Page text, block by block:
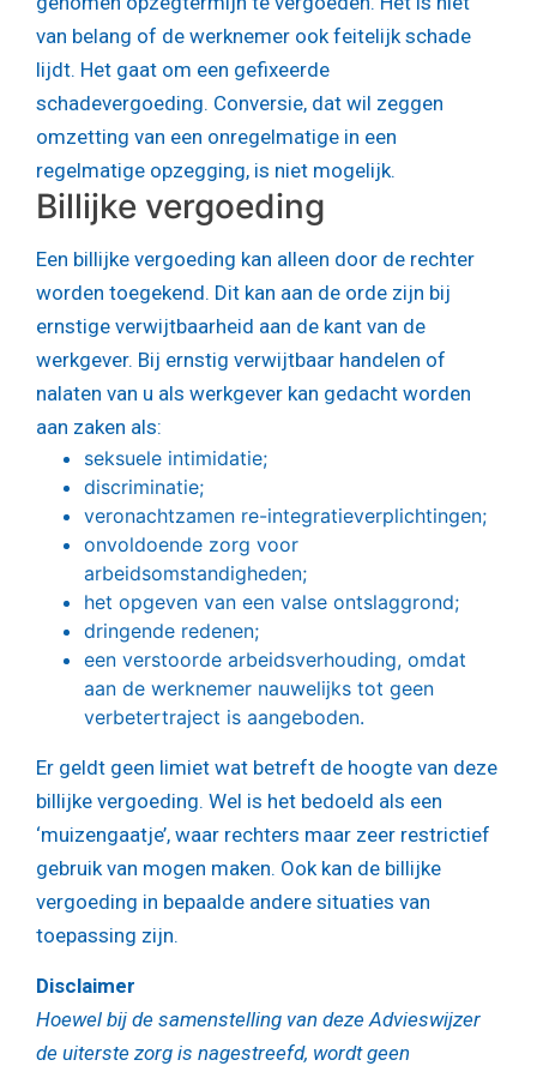
van belang of de werknemer ook feitelijk schade
lijdt. Het gaat om een gefixeerde
schadevergoeding. Conversie, dat wil zeggen
omzetting van een onregelmatige in een
regelmatige opzegging, is niet mogelijk.
Billijke vergoeding
Een billijke vergoeding kan alleen door de rechter
worden toegekend. Dit kan aan de orde zijn bij
ernstige verwijtbaarheid aan de kant van de
werkgever. Bij ernstig verwijtbaar handelen of
nalaten van u als werkgever kan gedacht worden
aan zaken als:
seksuele intimidatie;
discriminatie;
veronachtzamen re-integratieverplichtingen;
onvoldoende zorg voor
arbeidsomstandigheden;
het opgeven van een valse ontslaggrond;
dringende redenen;
een verstoorde arbeidsverhouding, omdat
aan de werknemer nauwelijks tot geen
verbetertraject is aangeboden.
Er geldt geen limiet wat betreft de hoogte van deze
billijke vergoeding. Wel is het bedoeld als een
‘muizengaatje’, waar rechters maar zeer restrictief
gebruik van mogen maken. Ook kan de billijke
vergoeding in bepaalde andere situaties van
toepassing zijn.
Disclaimer
Hoewel bij de samenstelling van deze Advieswijzer
de uiterste zorg is nagestreefd, wordt geen